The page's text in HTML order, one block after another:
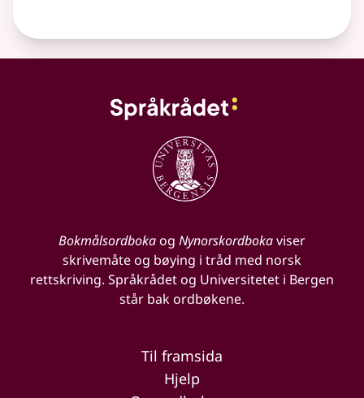
Bokmålsordbokaog Nynorskordbokaviser
skrivemåte og bøying i tråd med norsk
rettskriving. Språkrådet og Universitetet i Bergen
står bak ordbøkene.
Til framsida
Hjelp